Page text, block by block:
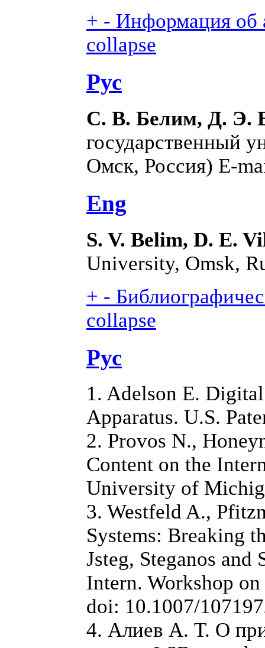
+ - Информация об
collapse
Рус
С. В. Белим, Д. Э.
государственный
Омск, Россия) E-
Eng
S. V. Belim, D. E.
University, Omsk,
+ -
collapse
Рус
1. Adelson E.
Apparatus. U.S.
2. Provos N.,
Content on the
University of
3. Westfeld A.,
Systems: Breaking
Jsteg, Steganos and
Intern. Workshop
doi: 10.1007/
4. Алиев А. Т. О